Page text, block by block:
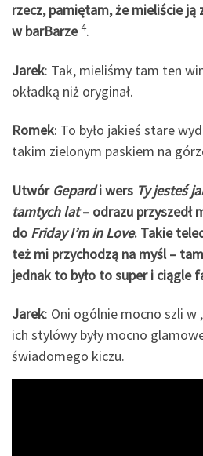
rzecz, pamiętam, że mieliście ją
w barBarze4.
Jarek: Tak, mieliśmy tam ten
okładką niż oryginał.
Romek: To było jakieś stare
takim zielonym paskiem na
Utwór Gepardi wers Ty jesteś
tamtych lat– odrazu przyszedł
do Friday I’m in Love. Takie
też mi przychodzą na myśl –
jednak to było to super i ciągle
Jarek: Oni ogólnie mocno szli w
ich stylówy były mocno
świadomego kiczu.